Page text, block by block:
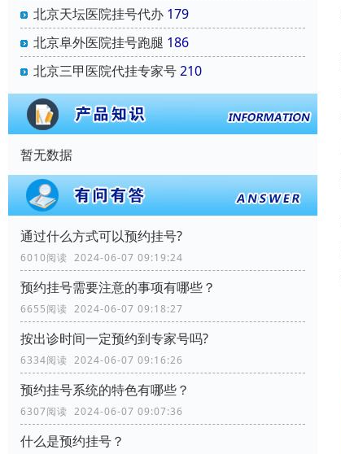
北京天坛医院挂号代办 179
北京阜外医院挂号跑腿 186
北京三甲医院代挂专家号210
暂无数据
通过什么方式可以预约挂号?
6010阅读 2024-06-07 09:19:24
预约挂号需要注意的事项有哪些？
6655阅读 2024-06-07 09:18:27
按出诊时间一定预约到专家号吗?
6334阅读 2024-06-07 09:16:26
预约挂号系统的特色有哪些？
6307阅读 2024-06-07 09:07:36
什么是预约挂号？